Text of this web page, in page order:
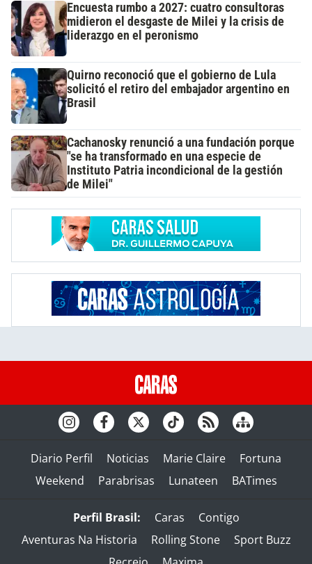
Encuesta rumbo a 2027: cuatro consultoras
midieron el desgaste de Milei y la crisis de
liderazgo en el peronismo
Quirno reconoció que el gobierno de Lula
solicitó el retiro del embajador argentino en
Brasil
Cachanosky renunció a una fundación porque
"se ha transformado en una especie de
Instituto Patria incondicional de la gestión
de Milei"
Diario Perfil Noticias Marie Claire
Fortuna
Weekend
Parabrisas Lunateen BATimes
Perfil Brasil: Caras
Contigo
Aventuras Na Historia
Rolling Stone
Sport Buzz